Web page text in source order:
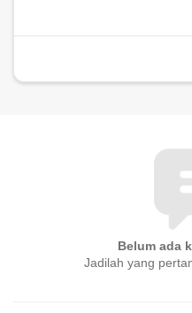
Belum ada
Jadilah yang